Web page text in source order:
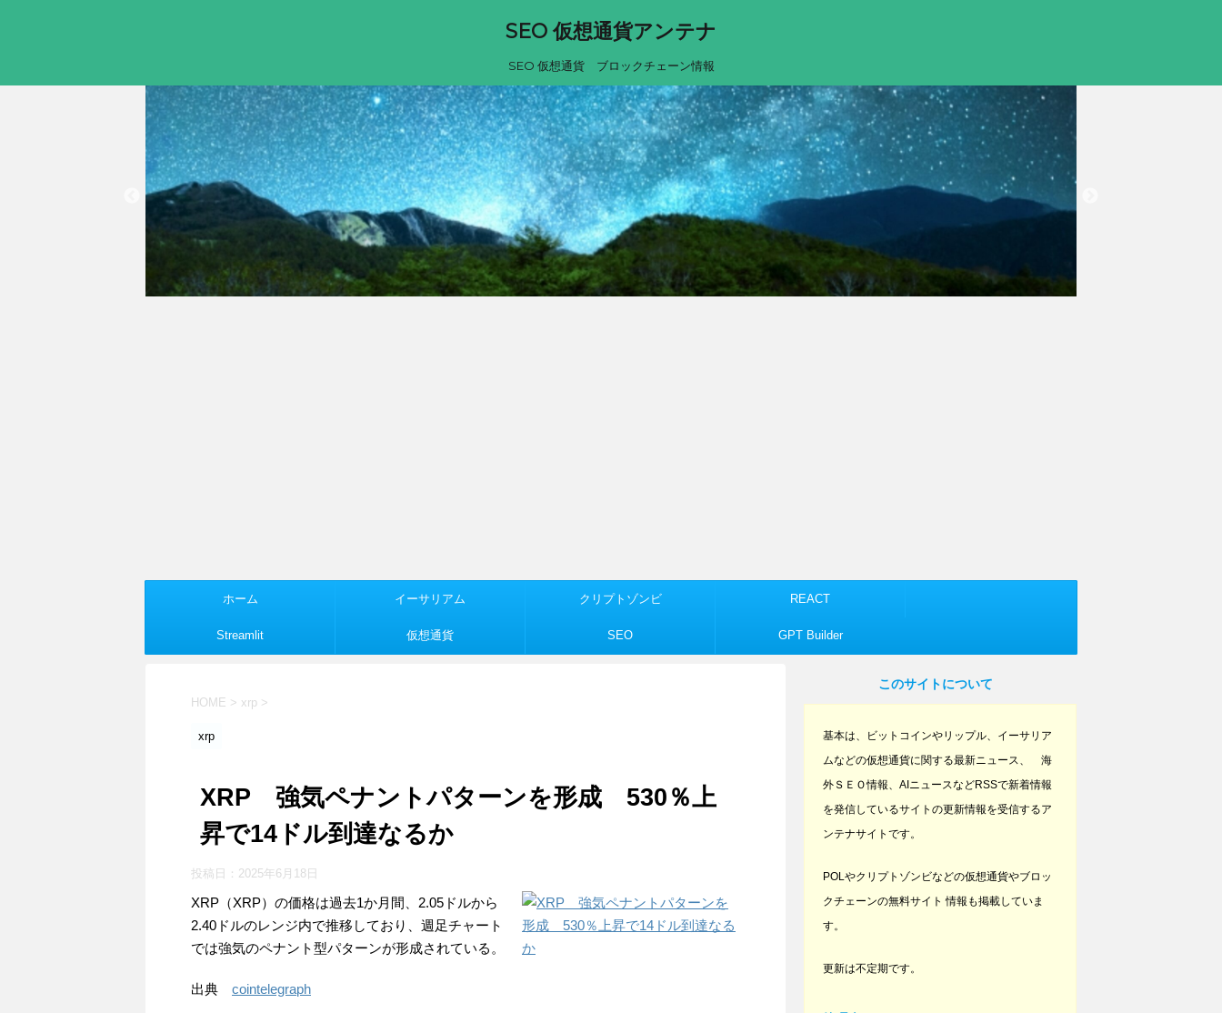
SEO 仮想通貨アンテナ
SEO 仮想通貨 ブロックチェーン情報
ホーム イーサリアム クリプトゾンビ REACT
Streamlit 仮想通貨 SEO GPT Builder
HOME > xrp >
xrp
XRP 強気ペナントパターンを形成 530％上
昇で14ドル到達なるか
投稿日： 2025年6月18日
XRP（XRP）の価格は過去1か月間、2.05ドルから
2.40ドルのレンジ内で推移しており、週足チャート
では強気のペナント型パターンが形成されている。
出典 cointelegraph
このサイトについて
基本は、ビットコインやリップル、イーサリア
ムなどの仮想通貨に関する最新ニュース、 海
外ＳＥＯ情報、AIニュースなどRSSで新着情報
を発信しているサイトの更新情報を受信するア
ンテナサイトです。
POLやクリプトゾンビなどの仮想通貨やブロッ
クチェーンの無料サイト 情報も掲載していま
す。
更新は不定期です。